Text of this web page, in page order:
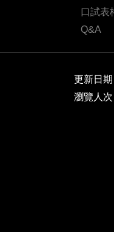
口試表
Q&A
更新日期
瀏覽人次